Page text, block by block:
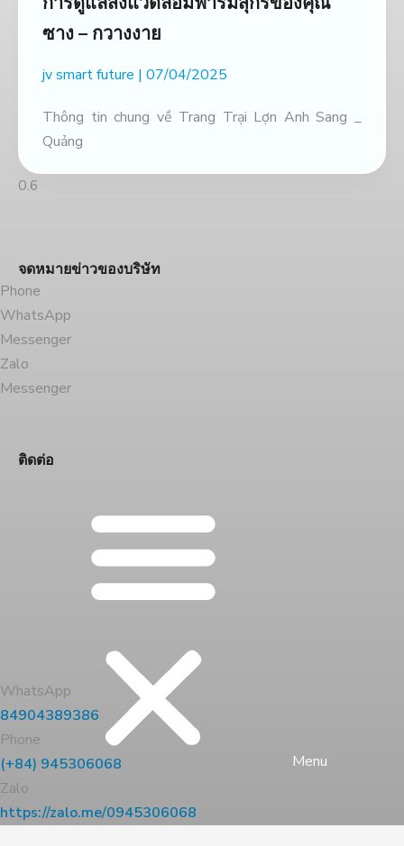
จดหมายข่าวของบริษัท
ติดต่อ
Menu
ซาง – กวางงาย
jv smart future 07/04/2025
Thông tin chung về Trang Trại Lợn Anh Sang _
Quảng
Phone
WhatsApp
Messenger
Zalo
Messenger
WhatsApp
84904389386
Phone
(+84) 945306068
Zalo
https://zalo.me/0945306068